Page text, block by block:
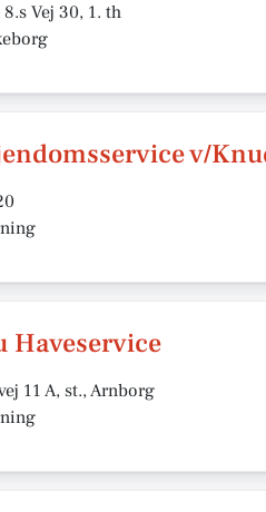
Vej 30, 1. th
v/
Haveservice
11 A, st., Arnborg